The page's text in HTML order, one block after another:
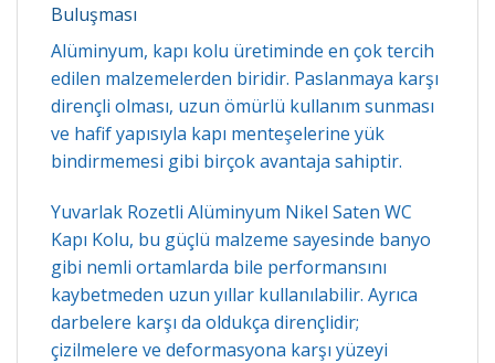
Buluşması
Alüminyum, kapı kolu üretiminde en çok tercih
edilen malzemelerden biridir. Paslanmaya karşı
dirençli olması, uzun ömürlü kullanım sunması
ve hafif yapısıyla kapı menteşelerine yük
bindirmemesi gibi birçok avantaja sahiptir.
Yuvarlak Rozetli Alüminyum Nikel Saten WC
Kapı Kolu, bu güçlü malzeme sayesinde banyo
gibi nemli ortamlarda bile performansını
kaybetmeden uzun yıllar kullanılabilir. Ayrıca
darbelere karşı da oldukça dirençlidir;
çizilmelere ve deformasyona karşı yüzeyi